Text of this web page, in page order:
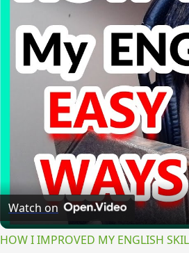
Watch on
HOW I IMPROVED MY ENGLISH